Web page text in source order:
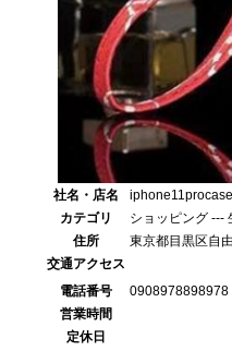
社名・店名
iphone11procase
カテゴリ
ショッピング ---
住所
東京都目黒区自
交通アクセス
電話番号
0908978898978
営業時間
定休日